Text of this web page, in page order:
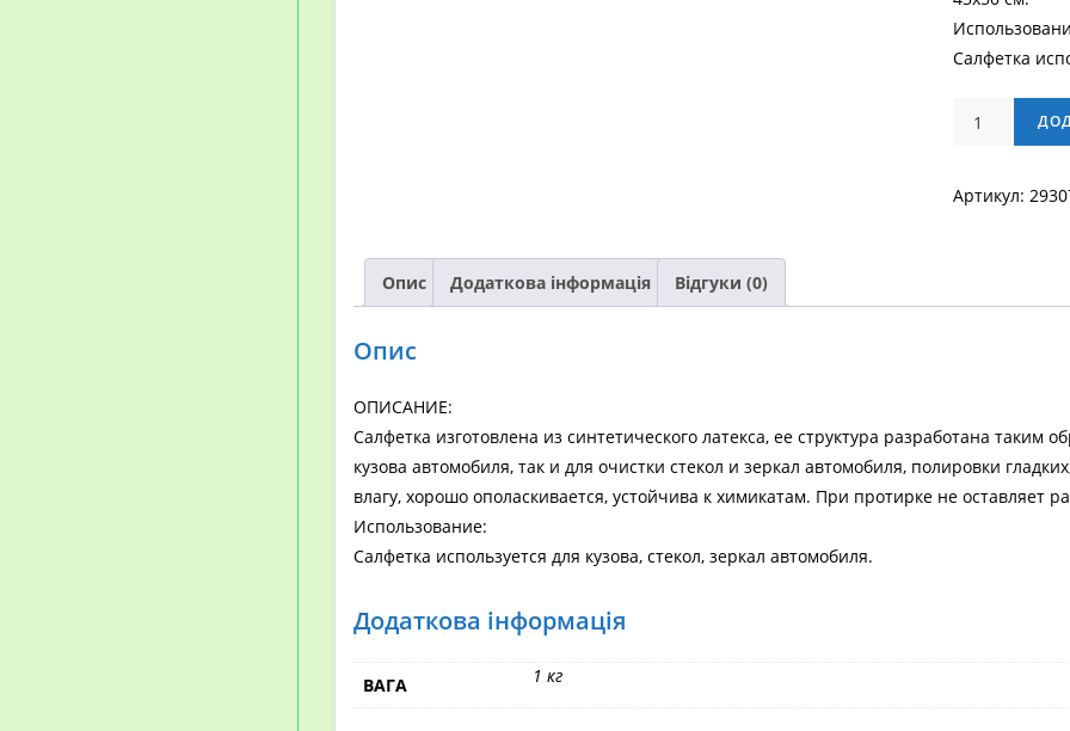
Салфетка
Салфетка
Артикул:
Опис Додаткова інформація Відгуки (0)
Опис
ОПИСАНИЕ:
Салфетка изготовлена из синтетического латекса, ее структура разработана таким
кузова автомобиля, так и для очистки стекол и зеркал автомобиля, полировки
влагу, хорошо ополаскивается, устойчива к химикатам. При протирке не оставляет
Использование:
Салфетка используется для кузова, стекол, зеркал автомобиля.
Додаткова інформація
ВАГА 1 кг